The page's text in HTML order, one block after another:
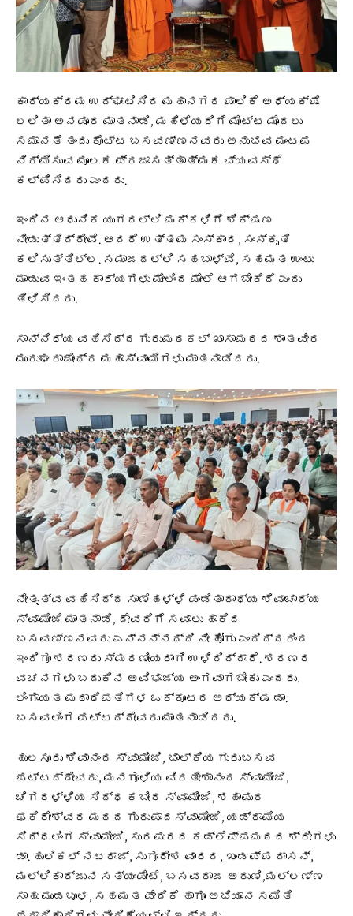
ಕಾರ್ಯಕ್ರಮ ಉದ್ಘಾಟಿಸಿದ ಮಹಾನಗರ ಪಾಲಿಕೆ ಅಧ್ಯಕ್ಷೆ
ಲಲಿತಾ ಅನಪೂರ ಮಾತನಾಡಿ, ಮಹಿಳೆಯರಿಗೆ ಮೊಟ್ಟ ಮೊದಲು
ಸಮಾನತೆ ತಂದು ಕೊಟ್ಟ ಬಸವಣ್ಣನವರು ಅನುಭವ ಮಂಟಪ
ನಿರ್ಮಿಸುವ ಮೂಲಕ ಪ್ರಜಾಸತ್ತಾತ್ಮಕ ವ್ಯವಸ್ಥೆ
ಕಲ್ಪಿಸಿದರು ಎಂದರು.
ಇಂದಿನ ಆಧುನಿಕ ಯುಗದಲ್ಲಿ ಮಕ್ಕಳಿಗೆ ಶಿಕ್ಷಣ
ನೀಡುತ್ತಿದ್ದೇವೆ. ಆದರೆ ಉತ್ತಮ ಸಂಸ್ಕಾರ, ಸಂಸ್ಕೃತಿ
ಕಲಿಸುತ್ತಿಲ್ಲ. ಸಮಾಜದಲ್ಲಿ ಸಹಬಾಳ್ವೆ, ಸಹಮತ ಉಂಟು
ಮಾಡುವ ಇಂತಹ ಕಾರ್ಯಗಳು ಮೇಲಿಂದ ಮೇಲೆ ಆಗಬೇಕಿದೆ ಎಂದು
ತಿಳಿಸಿದರು.
ಸಾನ್ನಿಧ್ಯ ವಹಿಸಿದ್ದ ಗುರುಮಠಕಲ್ ಖಾಸಾಮಠದ ಶಾಂತವೀರ
ಮುರುಘರಾಜೇಂದ್ರ ಮಹಾಸ್ವಾಮಿಗಳು ಮಾತನಾಡಿದರು.
ನೇತೃತ್ವ ವಹಿಸಿದ್ದ ಸಾಣೆಹಳ್ಳಿ ಪಂಡಿತಾರಾಧ್ಯ ಶಿವಾಚಾರ್ಯ
ಸ್ವಾಮೀಜಿ ಮಾತನಾಡಿ, ದೇವರಿಗೆ ಸವಾಲು ಹಾಕಿದ
ಬಸವಣ್ಣನವರು ಎನ್ನನ್ನದ್ದಿ ನೀ ಹೋಗು ಎಂದಿದ್ದರಿಂದ
ಇಂದಿಗೂ ಶರಣರು ಸ್ಮರಣೀಯರಾಗಿ ಉಳಿದಿದ್ದಾರೆ. ಶರಣರ
ವಚನಗಳು ಬದುಕಿನ ಅವಿಭಾಜ್ಯ ಅಂಗವಾಗಬೇಕು ಎಂದರು.
ಲಿಂಗಾಯತ ಮಠಾಧಿಪತಿಗಳ ಒಕ್ಕೂಟದ ಅಧ್ಯಕ್ಷ ಡಾ.
ಬಸವಲಿಂಗ ಪಟ್ಟದ್ದೇವರು ಮಾತನಾಡಿದರು.
ಹುಲಸೂರು ಶಿವಾನಂದ ಸ್ವಾಮೀಜಿ, ಭಾಲ್ಕಿಯ ಗುರುಬಸವ
ಪಟ್ಟದ್ದೇವರು, ಮನಗೂಳಿಯ ವಿರತೀಶಾನಂದ ಸ್ವಾಮೀಜಿ,
ಚಿಗರಳ್ಳಿಯ ಸಿದ್ಧ ಕಬೀರ ಸ್ವಾಮೀಜಿ, ಶಹಾಪುರ
ಫಕಿರೇಶ್ವರ ಮಠದ ಗುರುಪಾದಸ್ವಾಮೀಜಿ, ಯಡ್ರಾಮಿಯ
ಸಿದ್ಧಲಿಂಗ ಸ್ವಾಮೀಜಿ, ಸುರಪುರದ ಕಡ್ಲೆಪ್ಪಮಠದ ಶ್ರೀಗಳು
ಡಾ. ಹುಲಿಕಲ್ ನಟರಾಜ್, ಸುಗೂರೇಶ ವಾರದ, ಖಂಡಪ್ಪ ದಾಸನ್,
ಮಲ್ಲಿಕಾರ್ಜುನ ಸತ್ಯಂಪೇಟೆ, ಬಸವರಾಜ ಅರುಣಿ,‌ಮಲ್ಲಣ್ಣ
ಸಾಹು ಮುಡಬೂಳ, ಸಹಮತ ವೇದಿಕೆ ಹಾಗೂ ಅಭಿಯಾನ ಸಮಿತಿ